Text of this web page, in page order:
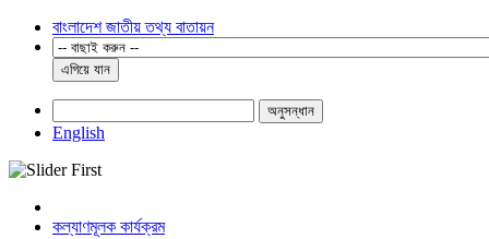
বাংলাদেশ জাতীয় তথ্য বাতায়ন
এগিয়ে যান
অনুসন্ধান
English
কল্যাণমূলক কার্যক্রম